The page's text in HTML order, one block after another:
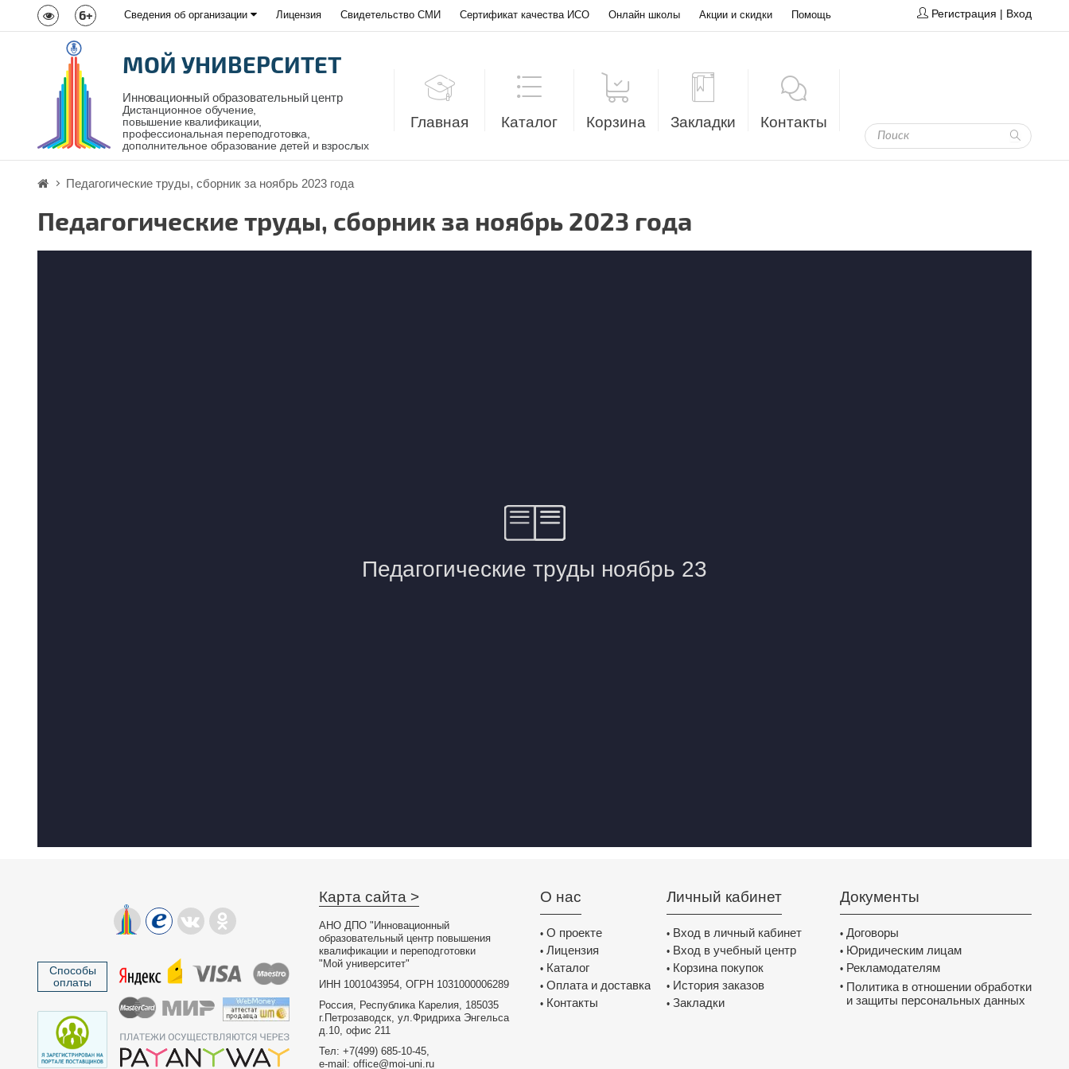
6+ Сведения об организации Лицензия Свидетельство СМИ Сертификат качества ИСО Онлайн школы Акции и скидки Помощь Регистрация | Вход
МОЙ УНИВЕРСИТЕТ
Инновационный образовательный центр
Дистанционное обучение,
повышение квалификации,
профессиональная переподготовка,
дополнительное образование детей и взрослых
Главная Каталог Корзина Закладки Контакты
Педагогические труды, сборник за ноябрь 2023 года
Педагогические труды, сборник за ноябрь 2023 года
Способы
оплаты
Карта сайта >
АНО ДПО "Инновационный
образовательный центр повышения
квалификации и переподготовки
"Мой университет"
ИНН 1001043954, ОГРН 1031000006289
Россия, Республика Карелия, 185035
г.Петрозаводск, ул.Фридриха Энгельса
д.10, офис 211
Тел: +7(499) 685-10-45,
e-mail: office@moi-uni.ru
О нас
• О проекте
• Лицензия
• Каталог
• Оплата и доставка
• Контакты
Личный кабинет
• Вход в личный кабинет
• Вход в учебный центр
• Корзина покупок
• История заказов
• Закладки
Документы
• Договоры
• Юридическим лицам
• Рекламодателям
• Политика в отношении обработки
и защиты персональных данных